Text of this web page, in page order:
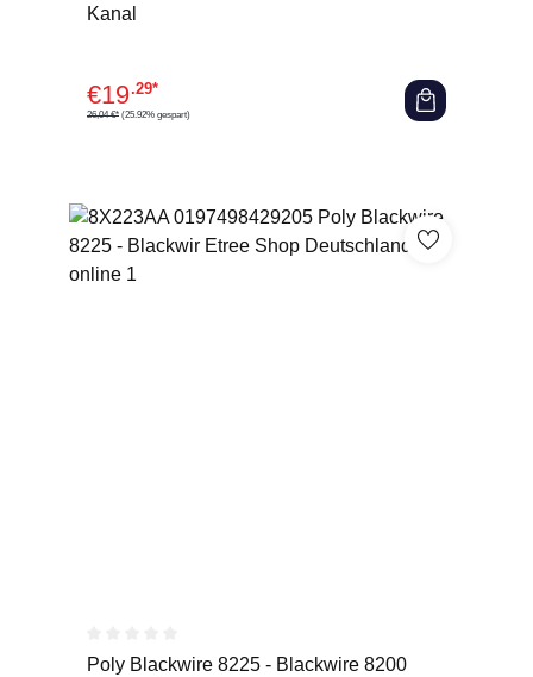
Kanal
€19.29*
26,04 €* (25.92% gespart)
Durchschnittliche Bewertung von 0 von 5 Sternen
Poly Blackwire 8225 - Blackwire 8200